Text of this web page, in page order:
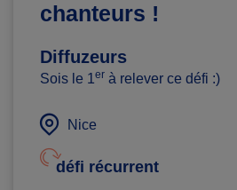
chanteurs !
Diffuzeurs
Sois le 1er à relever ce défi :)
Nice
défi récurrent